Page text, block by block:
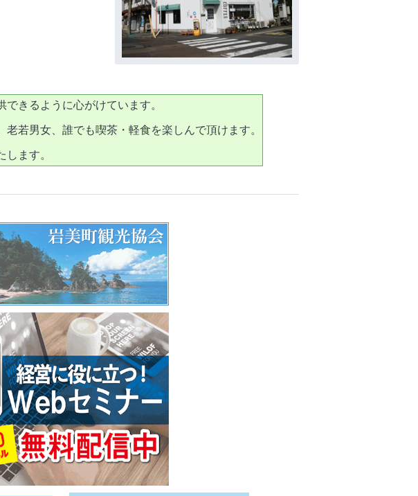
きるように心がけています。
若男女、誰でも喫茶・軽食を楽しんで頂けます。
ます。